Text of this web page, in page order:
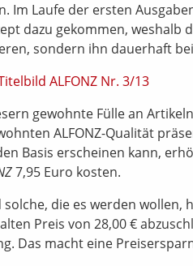
Im Laufe der ersten
dazu gekommen, weshalb
sondern ihn dauerhaft
gewohnte Fülle an
ALFONZ-Qualität
Basis erscheinen kann,
7,95 Euro kosten.
die es werden wollen,
Preis von 28,00 €
Das macht eine